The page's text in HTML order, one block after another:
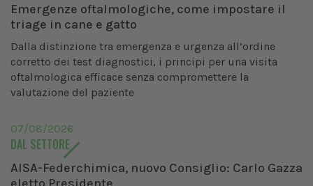
Emergenze oftalmologiche, come impostare il
triage in cane e gatto
Dalla distinzione tra emergenza e urgenza all’ordine
corretto dei test diagnostici, i principi per una visita
oftalmologica efficace senza compromettere la
valutazione del paziente
07/08/2026
DAL SETTORE
AISA-Federchimica, nuovo Consiglio: Carlo Gazza
eletto Presidente